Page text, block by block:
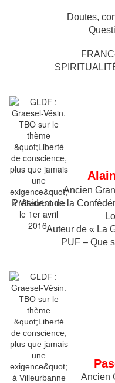
Doutes,
Ancien
Président de la
Auteur de « La
PUF – Que
Ancien